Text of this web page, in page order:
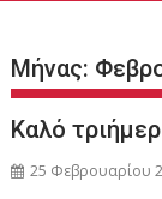
Μήνας:
Καλό
25 Φεβρουαρίου